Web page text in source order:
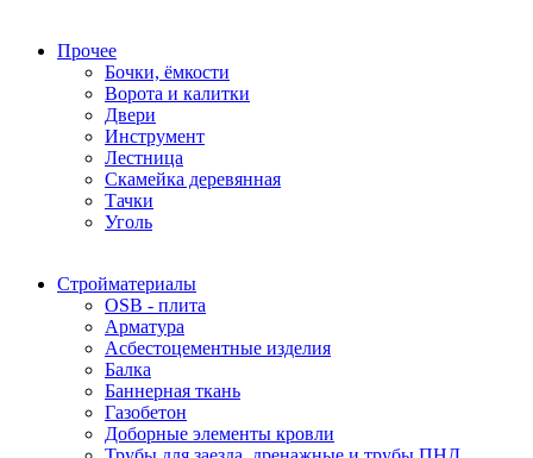
Прочее
Бочки, ёмкости
Ворота и калитки
Двери
Инструмент
Лестница
Скамейка деревянная
Тачки
Уголь
Стройматериалы
OSB - плита
Арматура
Асбестоцементные изделия
Балка
Баннерная ткань
Газобетон
Доборные элементы кровли